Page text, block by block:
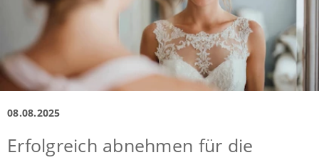
08.08.2025
Erfolgreich abnehmen für die